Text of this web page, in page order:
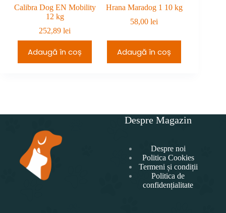
Calibra Dog EN Mobility
12 kg
252,89lei
Adaugă în coș
Hrana Maradog 1 10 kg
58,00lei
Adaugă în coș
Despre Magazin
Despre noi
Politica Cookies
Termeni și condiții
Politica de
confidențialitate